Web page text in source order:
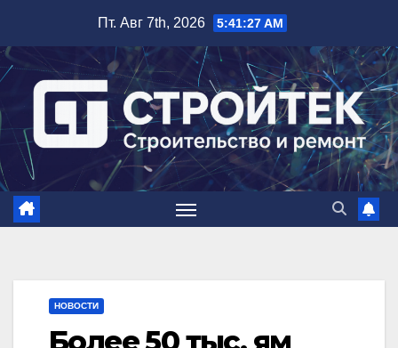
содержимому
Пт. Авг 7th, 2026 5:41:28 AM
НОВОСТИ